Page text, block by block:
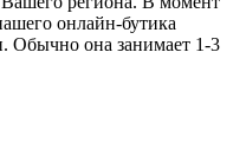
онлайн-бутика
Обычно она занимает 1-3